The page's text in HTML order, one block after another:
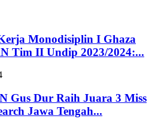
Monodisiplin I Ghaza
Tim II Undip 2023/2024:...
Gus Dur Raih Juara 3 Miss
Jawa Tengah...